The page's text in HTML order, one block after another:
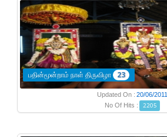
பதின்மூன்றாம் நாள் திருவிழா 23
Updated On : 20/06/2011
No Of Hits :
2205